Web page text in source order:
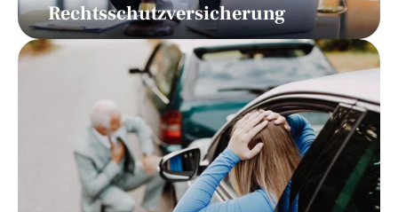
Rechtsschutzversicherung